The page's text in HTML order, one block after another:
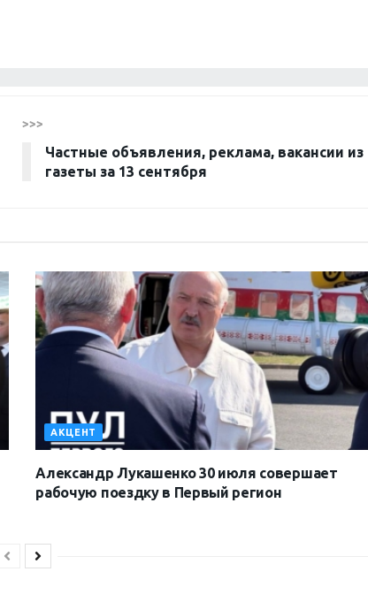
>>>
Частные объявления, реклама, вакансии из
газеты за 13 сентября
АКЦЕНТ
Александр Лукашенко 30 июля совершает
рабочую поездку в Первый регион